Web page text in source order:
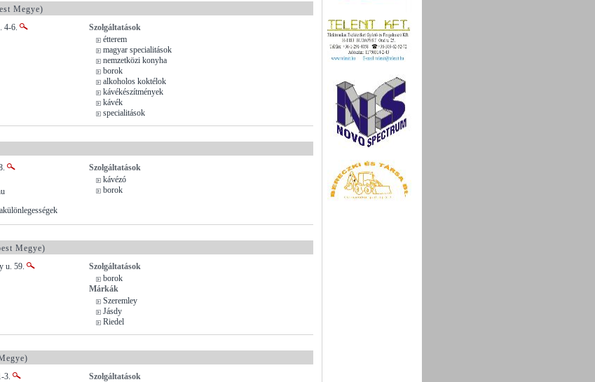
Megye)
4-6.
Szolgáltatások
étterem
magyar specialitások
nemzetközi konyha
borok
alkoholos koktélok
kávékészítmények
kávék
specialitások
Szolgáltatások
kávézó
borok
Megye)
u. 59.
Szolgáltatások
borok
Márkák
Szeremley
Jásdy
Riedel
3.
Szolgáltatások